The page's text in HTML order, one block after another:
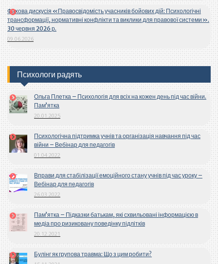
Фахова дискусія «Правосвідомість учасників бойових дій: Психологічні
трансформації, нормативні конфлікти та виклики для правової системи».
30 червня 2026 р.
09.06.2026
Психологи радять
Ольга Плетка – Психологія для всіх на кожен день під час війни.
Пам’ятка
20.01.2025
Психологічна підтримка учнів та організація навчання під час
війни – Вебінар для педагогів
01.04.2022
Вправи для стабілізації емоційного стану учнів під час уроку –
Вебінар для педагогів
26.03.2022
Пам’ятка – Підказки батькам, які схвильовані інформацією в
медіа про ризиковану поведінку підлітків
20.12.2021
Булінг як групова травма: Що з цим робити?